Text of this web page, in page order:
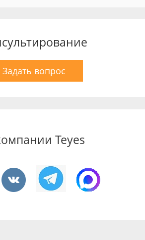
Задать вопрос
Teyes